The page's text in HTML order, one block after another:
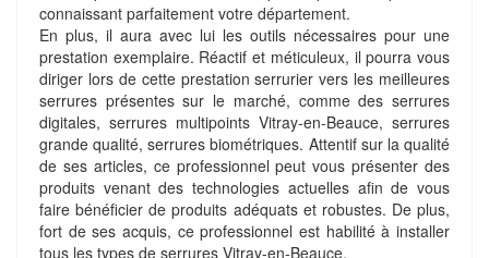
connaissant parfaitement votre département.
En plus, il aura avec lui les outils nécessaires pour une
prestation exemplaire. Réactif et méticuleux, il pourra vous
diriger lors de cette prestation serrurier vers les meilleures
serrures présentes sur le marché, comme des serrures
digitales, serrures multipoints Vitray-en-Beauce, serrures
grande qualité, serrures biométriques. Attentif sur la qualité
de ses articles, ce professionnel peut vous présenter des
produits venant des technologies actuelles afin de vous
faire bénéficier de produits adéquats et robustes. De plus,
fort de ses acquis, ce professionnel est habilité à installer
tous les types de serrures Vitray-en-Beauce.